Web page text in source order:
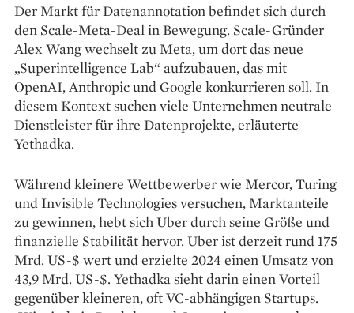
Der Markt für Datenannotation befindet sich durch
den Scale-Meta-Deal in Bewegung. Scale-Gründer
Alex Wang wechselt zu Meta, um dort das neue
„Superintelligence Lab“ aufzubauen, das mit
OpenAI, Anthropic und Google konkurrieren soll. In
diesem Kontext suchen viele Unternehmen neutrale
Dienstleister für ihre Datenprojekte, erläuterte
Yethadka.
Während kleinere Wettbewerber wie Mercor, Turing
und Invisible Technologies versuchen, Marktanteile
zu gewinnen, hebt sich Uber durch seine Größe und
finanzielle Stabilität hervor. Uber ist derzeit rund 175
Mrd. US-$ wert und erzielte 2024 einen Umsatz von
43,9 Mrd. US-$. Yethadka sieht darin einen Vorteil
gegenüber kleineren, oft VC-abhängigen Startups.